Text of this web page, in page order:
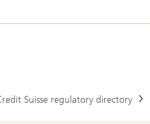
Suisse regulatory directory